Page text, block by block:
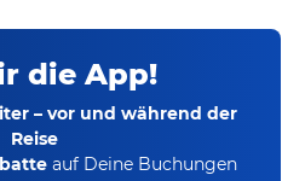
die App!
– vor und während der
Reise
auf Deine Buchungen